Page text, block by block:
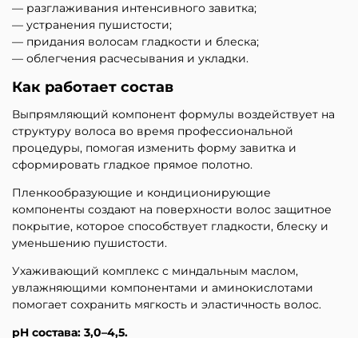
— разглаживания интенсивного завитка;
— устранения пушистости;
— придания волосам гладкости и блеска;
— облегчения расчесывания и укладки.
Как работает состав
Выпрямляющий компонент формулы воздействует на
структуру волоса во время профессиональной
процедуры, помогая изменить форму завитка и
сформировать гладкое прямое полотно.
Пленкообразующие и кондиционирующие
компоненты создают на поверхности волос защитное
покрытие, которое способствует гладкости, блеску и
уменьшению пушистости.
Ухаживающий комплекс с миндальным маслом,
увлажняющими компонентами и аминокислотами
помогает сохранить мягкость и эластичность волос.
pH состава: 3,0–4,5.